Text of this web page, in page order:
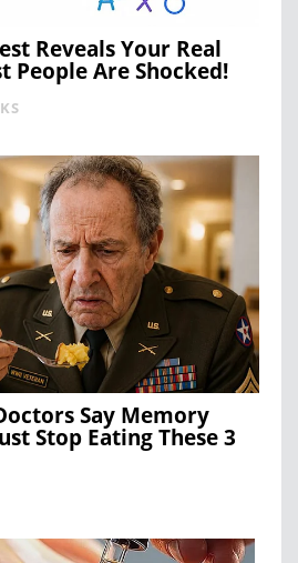
Reveals Your Real
People Are Shocked!
Say Memory
Stop Eating These 3